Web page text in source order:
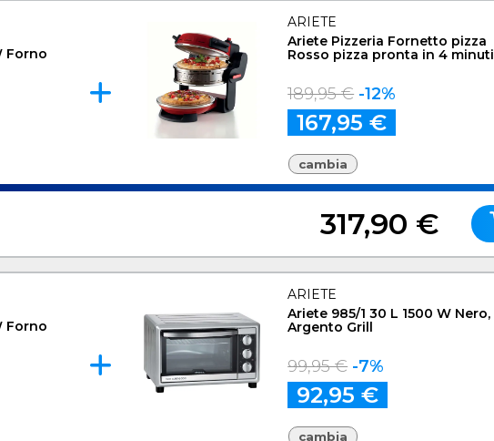
Forno
ARIETE
Ariete Pizzeria Fornetto pizza
Rosso pizza pronta in 4 minuti
189,95 € -12%
167,95 €
cambia
317,90 €
Forno
ARIETE
Ariete 985/1 30 L 1500 W Nero,
Argento Grill
99,95 € -7%
92,95 €
cambia